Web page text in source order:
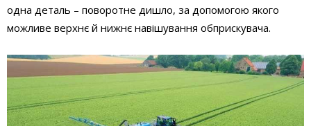
одна деталь – поворотне дишло, за допомогою якого
можливе верхнє й нижнє навішування обприскувача.